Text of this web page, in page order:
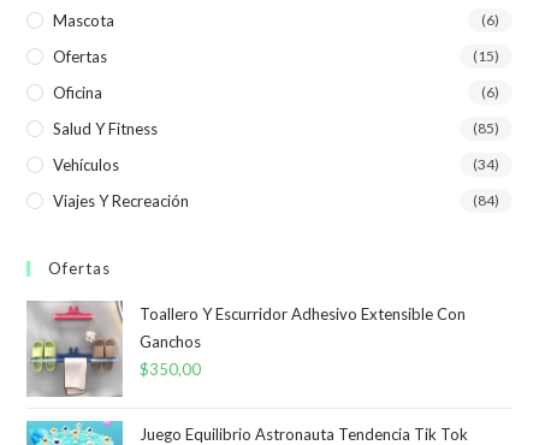
Mascota (6)
Ofertas (15)
Oficina (6)
Salud Y Fitness (85)
Vehículos (34)
Viajes Y Recreación (84)
Ofertas
Toallero Y Escurridor Adhesivo Extensible Con
Ganchos
$350,00
Juego Equilibrio Astronauta Tendencia Tik Tok